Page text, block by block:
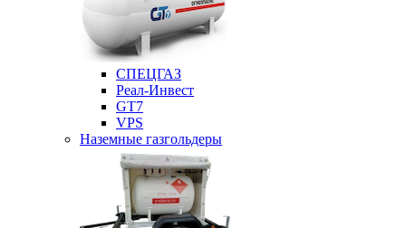
СПЕЦГАЗ
Реал-Инвест
GT7
VPS
Наземные газгольдеры